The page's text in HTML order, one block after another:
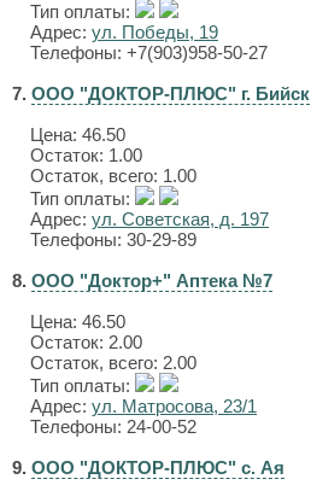
Тип оплаты:
Адрес: ул. Победы, 19
Телефоны: +7(903)958-50-27
7. ООО "ДОКТОР-ПЛЮС" г. Бийск
Цена: 46.50
Остаток: 1.00
Остаток, всего: 1.00
Тип оплаты:
Адрес: ул. Советская, д. 197
Телефоны: 30-29-89
8. ООО "Доктор+" Аптека №7
Цена: 46.50
Остаток: 2.00
Остаток, всего: 2.00
Тип оплаты:
Адрес: ул. Матросова, 23/1
Телефоны: 24-00-52
9. ООО "ДОКТОР-ПЛЮС" с. Ая